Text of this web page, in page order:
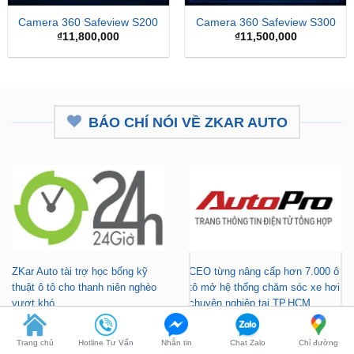
ZKar Auto tài trợ học bổng kỹ
thuật ô tô cho thanh niên nghèo
CEO từng nâng cấp hơn 7.000 ô
Trang chủ Hotline Tư Vấn Nhắn tin Chat Zalo Chỉ đường